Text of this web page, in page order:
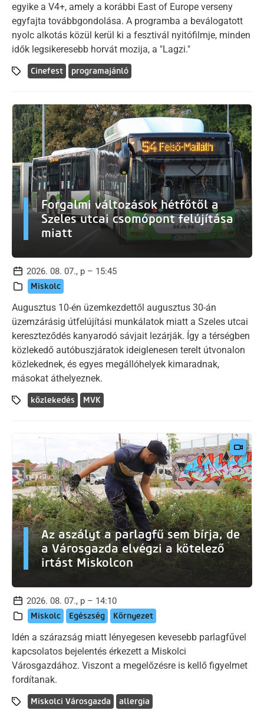
egyike a V4+, amely a korábbi East of Europe verseny
egyfajta továbbgondolása. A programba a beválogatott
nyolc alkotás közül kerül ki a fesztivál nyitófilmje, minden
idők legsikeresebb horvát mozija, a "Lagzi."
Cinefest programajánló
Forgalmi változások hétfőtől a
Szeles utcai csomópont felújítása
miatt
2026. 08. 07., p – 15:45
Miskolc
Augusztus 10-én üzemkezdettől augusztus 30-án
üzemzárásig útfelújítási munkálatok miatt a Szeles utcai
kereszteződés kanyarodó sávjait lezárják. Így a térségben
közlekedő autóbuszjáratok ideiglenesen terelt útvonalon
közlekednek, és egyes megállóhelyek kimaradnak,
másokat áthelyeznek.
közlekedés MVK
Az aszályt a parlagfű sem bírja, de
a Városgazda elvégzi a kötelező
irtást Miskolcon
2026. 08. 07., p – 14:10
Miskolc Egészség Környezet
Idén a szárazság miatt lényegesen kevesebb parlagfűvel
kapcsolatos bejelentés érkezett a Miskolci
Városgazdához. Viszont a megelőzésre is kellő figyelmet
fordítanak.
Miskolci Városgazda allergia